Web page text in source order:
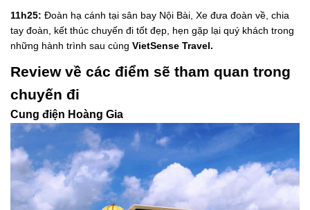
11h25: Đoàn hạ cánh tại sân bay Nội Bài, Xe đưa đoàn về, chia
tay đoàn, kết thúc chuyến đi tốt đẹp, hẹn gặp lại quý khách trong
những hành trình sau cùng VietSense Travel.
Review về các điểm sẽ tham quan trong
chuyến đi
Cung điện Hoàng Gia